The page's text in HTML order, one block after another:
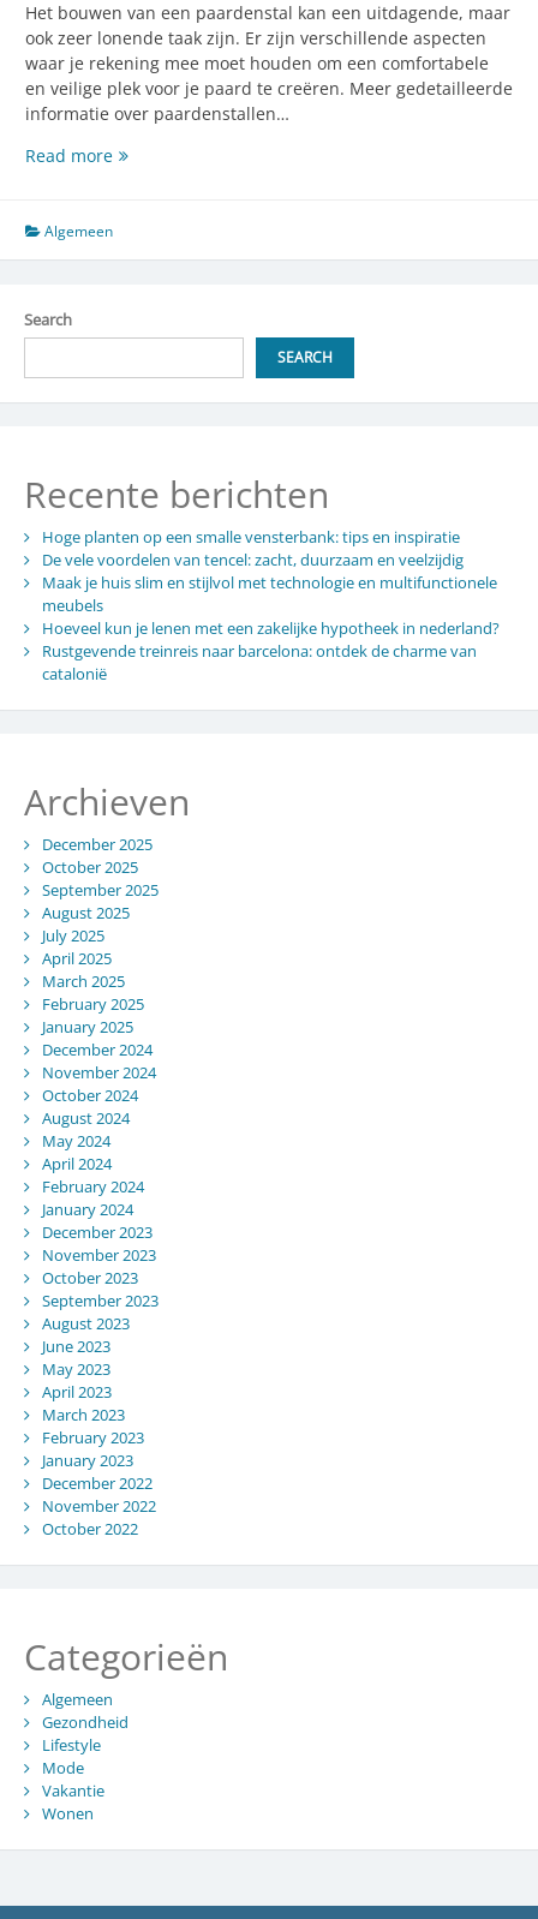
Het bouwen van een paardenstal kan een uitdagende, maar
ook zeer lonende taak zijn. Er zijn verschillende aspecten
waar je rekening mee moet houden om een comfortabele
en veilige plek voor je paard te creëren. Meer gedetailleerde
informatie over paardenstallen…
Read moreCreëer
paardenstal:
materialen
Algemeen
Search
SEARCH
Recente berichten
Hoge planten op een smalle vensterbank: tips en inspiratie
De vele voordelen van tencel: zacht, duurzaam en veelzijdig
Maak je huis slim en stijlvol met technologie en multifunctionele
meubels
Hoeveel kun je lenen met een zakelijke hypotheek in nederland?
Rustgevende treinreis naar barcelona: ontdek de charme van
catalonië
Archieven
December 2025
October 2025
September 2025
August 2025
July 2025
April 2025
March 2025
February 2025
January 2025
December 2024
November 2024
October 2024
August 2024
May 2024
April 2024
February 2024
January 2024
December 2023
November 2023
October 2023
September 2023
August 2023
June 2023
May 2023
April 2023
March 2023
February 2023
January 2023
December 2022
November 2022
October 2022
Categorieën
Algemeen
Gezondheid
Lifestyle
Mode
Vakantie
Wonen